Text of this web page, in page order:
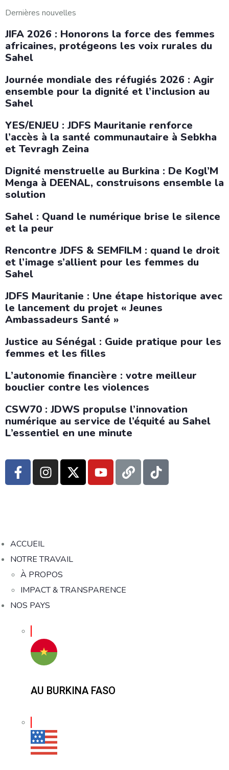
Dernières nouvelles
JIFA 2026 : Honorons la force des femmes
africaines, protégeons les voix rurales du
Sahel
Journée mondiale des réfugiés 2026 : Agir
ensemble pour la dignité et l’inclusion au
Sahel
YES/ENJEU : JDFS Mauritanie renforce
l’accès à la santé communautaire à Sebkha
et Tevragh Zeina
Dignité menstruelle au Burkina : De Kogl’M
Menga à DEENAL, construisons ensemble la
solution
Sahel : Quand le numérique brise le silence
et la peur
Rencontre JDFS & SEMFILM : quand le droit
et l’image s’allient pour les femmes du
Sahel
JDFS Mauritanie : Une étape historique avec
le lancement du projet « Jeunes
Ambassadeurs Santé »
Justice au Sénégal : Guide pratique pour les
femmes et les filles
L’autonomie financière : votre meilleur
bouclier contre les violences
CSW70 : JDWS propulse l’innovation
numérique au service de l’équité au Sahel
L’essentiel en une minute
ACCUEIL
NOTRE TRAVAIL
À PROPOS
IMPACT & TRANSPARENCE
NOS PAYS
AU BURKINA FASO